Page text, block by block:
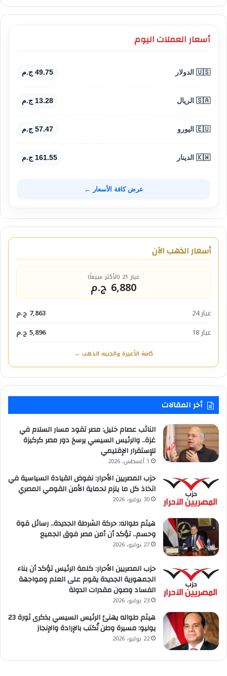
أسعار العملات اليوم
🇺🇸 الدولار 49.75 ج.م
🇸🇦 الريال 13.28 ج.م
🇪🇺 اليورو 57.47 ج.م
🇰🇼 الدينار 161.55 ج.م
عرض كافة الأسعار ←
أسعار الذهب الآن
عيار 21 (الأكثر مبيعاً)
6,880 ج.م
عيار 24
7,863 ج.م
عيار 18
5,896 ج.م
كافة الأعيرة والجنيه الذهب ←
أخر المقالات
النائب عصام خليل: مصر تقود مسار السلام في
غزة.. والرئيس السيسي يرسخ دور مصر كركيزة
للإستقرار الإقليمي
1 أغسطس، 2026
حزب المصريين الأحرار: نفوض القيادة السياسية في
اتخاذ كل ما يلزم لحماية الأمن القومي المصري
30 يوليو، 2026
هيثم طواله: حركة الشرطة الجديدة.. رسائل قوة
وحسم.. تؤكد أن أمن مصر فوق الجميع
27 يوليو، 2026
حزب المصريين الأحرار: كلمة الرئيس تؤكد أن بناء
الجمهورية الجديدة يقوم على العلم ومواجهة
الفساد وصون مقدرات الدولة
23 يوليو، 2026
هيثم طواله يهنئ الرئيس السيسي بذكرى ثورة 23
يوليو: مسيرة وطن تُكتب بالإرادة والإنجاز
22 يوليو، 2026